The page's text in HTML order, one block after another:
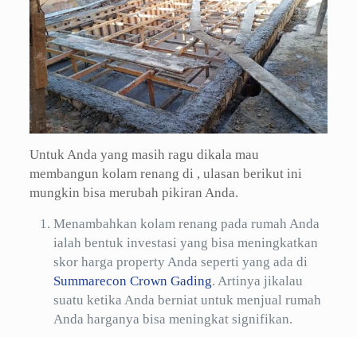
Untuk Anda yang masih ragu dikala mau
membangun kolam renang di , ulasan berikut ini
mungkin bisa merubah pikiran Anda.
Menambahkan kolam renang pada rumah Anda
ialah bentuk investasi yang bisa meningkatkan
skor harga property Anda seperti yang ada di
Summarecon Crown Gading. Artinya jikalau
suatu ketika Anda berniat untuk menjual rumah
Anda harganya bisa meningkat signifikan.